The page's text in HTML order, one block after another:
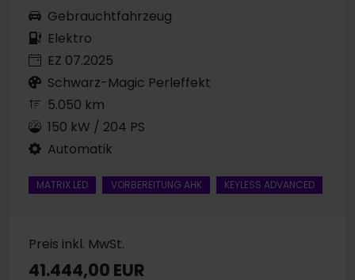
Gebrauchtfahrzeug
Elektro
EZ 07.2025
Schwarz-Magic Perleffekt
5.050 km
150 kW / 204 PS
Automatik
MATRIX LED VORBEREITUNG AHK KEYLESS ADVANCED
Preis inkl. MwSt.
41.444,00 EUR